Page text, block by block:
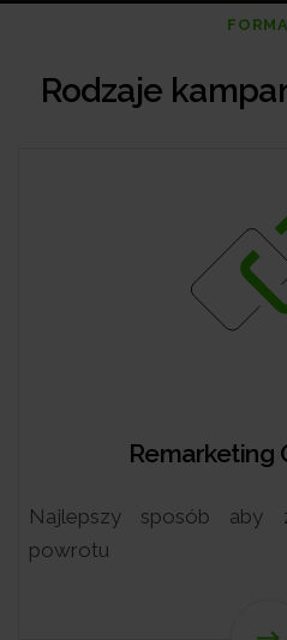
Rodzaje
Google Ads
aby zachęcić Klientów